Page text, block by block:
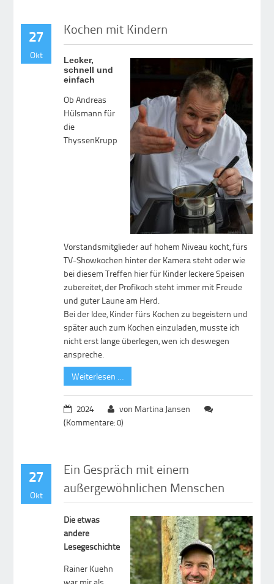
27
Okt
Kochen mit Kindern
Lecker,
schnell und
einfach
Ob Andreas
Hülsmann für
die
ThyssenKrupp
Vorstandsmitglieder auf hohem Niveau kocht, fürs
TV-Showkochen hinter der Kamera steht oder wie
bei diesem Treffen hier für Kinder leckere Speisen
zubereitet, der Profikoch steht immer mit Freude
und guter Laune am Herd.
Bei der Idee, Kinder fürs Kochen zu begeistern und
später auch zum Kochen einzuladen, musste ich
nicht erst lange überlegen, wen ich deswegen
anspreche.
Weiterlesen …
2024
von Martina Jansen
(Kommentare: 0)
27
Okt
Ein Gespräch mit einem
außergewöhnlichen Menschen
Die etwas
andere
Lesegeschichte
Rainer Kuehn